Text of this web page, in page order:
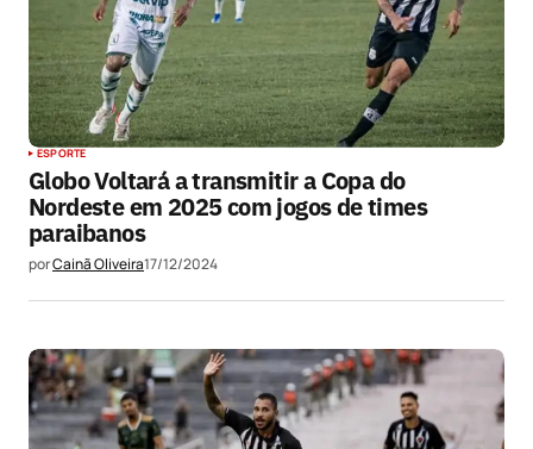
ESPORTE
Globo Voltará a transmitir a Copa do
Nordeste em 2025 com jogos de times
paraibanos
porCainã Oliveira17/12/2024